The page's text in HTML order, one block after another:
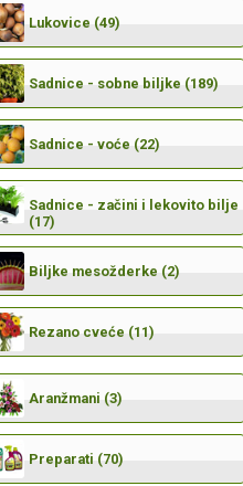
Lukovice (49)
Sadnice - sobne biljke (189)
Sadnice - voće (22)
Sadnice - začini i lekovito bilje
(17)
Biljke mesožderke (2)
Rezano cveće (11)
Aranžmani (3)
Preparati (70)